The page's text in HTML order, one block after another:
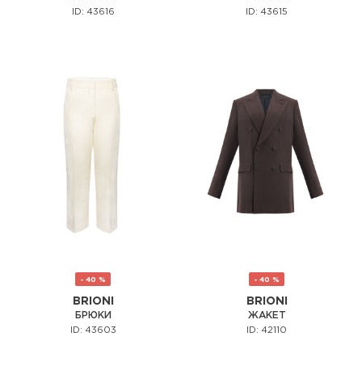
ID: 43616 ID: 43615
- 40 %
BRIONI
БРЮКИ
ID: 43603
- 40 %
BRIONI
ЖАКЕТ
ID: 42110